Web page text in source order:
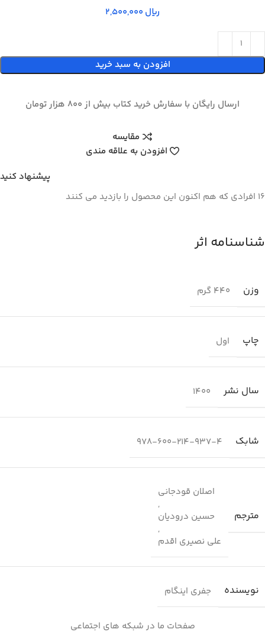
ریال
افزودن به سبد خرید
ارسال رایگان با سفارش خرید کتاب بیش از 800 هزار تومان
مقایسه
افزودن به علاقه مندی
پیشنهاد کنید
16 افرادی که هم اکنون این محصول را بازدید می کنند
شناسنامه اثر
وزن 440 گرم
چاپ اول
سال نشر 1400
شابك 978-600-214-937-4
مترجم
اصلان قودجانی
,
حسین درودیان
,
علی نصیری اقدم
نویسنده جفری اینگام
صفحات ما در شبکه های اجتماعی